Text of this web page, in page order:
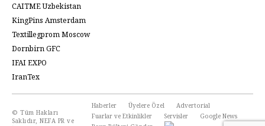
CAITME Uzbekistan
KingPins Amsterdam
Textillegprom Moscow
Dornbirn GFC
IFAI EXPO
IranTex
© Tüm Hakları
Saklıdır, NEFA PR ve
Haberler Üyelere Özel
Advertorial
Fuarlar ve Etkinlikler
Servisler
Google News